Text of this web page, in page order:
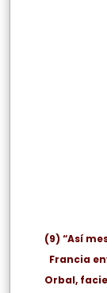
(9) “Así
Francia
Orbal,